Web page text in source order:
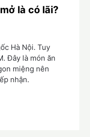
là có lãi?
Hà Nội. Tuy
Đây là món ăn
miệng nên
nhận.